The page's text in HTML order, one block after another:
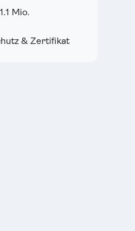
Mio.
& Zertifikat